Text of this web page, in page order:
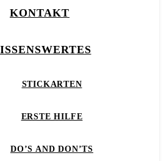
KONTAKT
STICKARTEN
ERSTE HILFE
DO’S AND DON’TS